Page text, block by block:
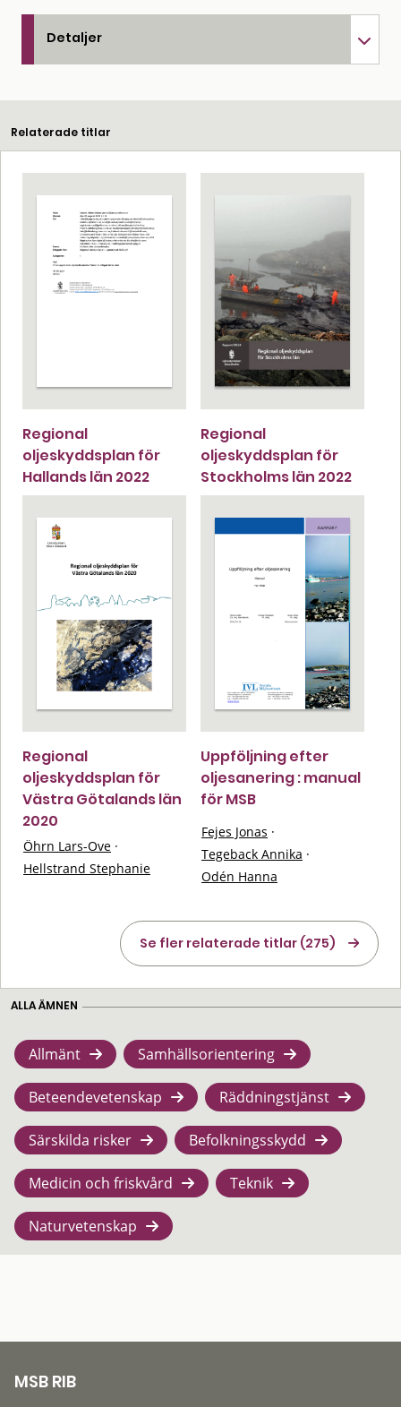
Detaljer
Relaterade titlar
Regional
oljeskyddsplan för
Hallands län 2022
Regional
oljeskyddsplan för
Stockholms län 2022
Regional
oljeskyddsplan för
Västra Götalands län
2020
Öhrn Lars-Ove ·
Hellstrand Stephanie
Uppföljning efter
oljesanering : manual
för MSB
Fejes Jonas ·
Tegeback Annika ·
Odén Hanna
Se fler relaterade titlar (275)
ALLA ÄMNEN
Allmänt Samhällsorientering
Beteendevetenskap Räddningstjänst
Särskilda risker Befolkningsskydd
Medicin och friskvård Teknik
Naturvetenskap
MSB RIB